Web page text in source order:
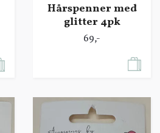
Hårspenner med
glitter 4pk
69,-